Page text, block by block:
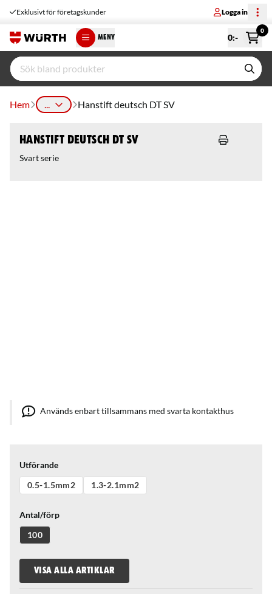
Exklusivt för företagskunder Logga in
MENY 0:-
0
Hem ... Hanstift deutsch DT SV
Hanstift deutsch DT SV
Svart serie
Används enbart tillsammans med svarta kontakthus
Utförande
0.5-1.5mm2
1.3-2.1mm2
Antal/förp
100
VISA ALLA ARTIKLAR